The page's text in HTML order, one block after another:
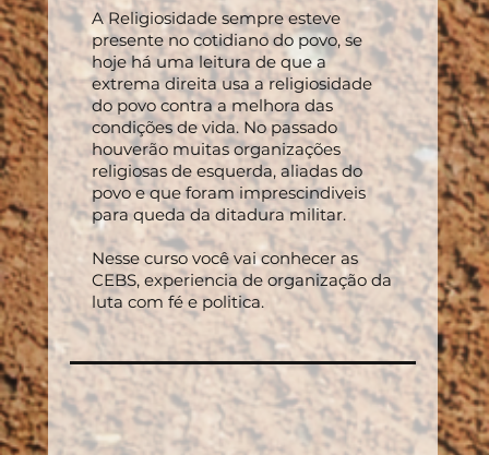
A Religiosidade sempre esteve
presente no cotidiano do povo, se
hoje há uma leitura de que a
extrema direita usa a religiosidade
do povo contra a melhora das
condições de vida. No passado
houverão muitas organizações
religiosas de esquerda, aliadas do
povo e que foram imprescindiveis
para queda da ditadura militar.
Nesse curso você vai conhecer as
CEBS, experiencia de organização da
luta com fé e politica.